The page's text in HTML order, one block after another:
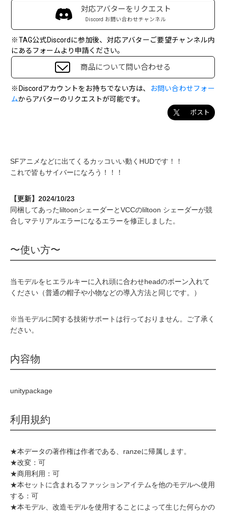
対応アバターをリクエスト
Discord お問い合わせチャンネル
※TAG公式Discordに参加後、対応アバターご要望チャンネル内
にあるフォームより申請ください。
ポスト
商品について問い合わせる
※Discordアカウントをお持ちでない方は、
お問い合わせフォー
ムからアバターのリクエストが可能です。
SFアニメなどに出てくるカッコいい動くHUDです！！
これで皆もサイバーになろう！！！
【更新】2024/10/23
同梱してあったliltoonシェーダーとVCCのliltoon シェーダーが競
合しマテリアルエラーになるエラーを修正しました。
〜使い方〜
当モデルをヒエラルキーに入れ頭に合わせheadのボーン入れて
ください（普通の帽子や小物などの導入方法と同じです。）
※当モデルに関する技術サポートは行っておりません。ご了承く
ださい。
内容物
unitypackage
利用規約
★本データの著作権は作者である、ranzeに帰属します。
★改変：可
★商用利用：可
★本セットに含まれるファッションアイテムを他のモデルへ使用
する：可
★本モデル、改造モデルを使用することによって生じた何らかの